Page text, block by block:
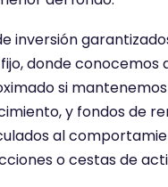
inversión
donde conocemos
si
y fondos de
al
o cestas de